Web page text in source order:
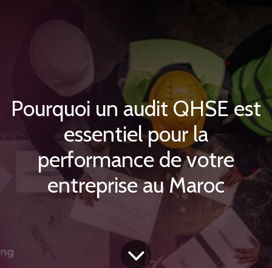
Pourquoi un audit QHSE est
essentiel pour la
performance de votre
entreprise au Maroc